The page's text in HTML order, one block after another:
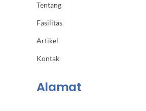
Tentang
Fasilitas
Artikel
Kontak
Alamat